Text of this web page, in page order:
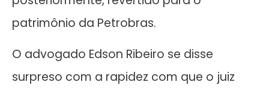
patrimônio da Petrobras.
O advogado Edson Ribeiro se disse
surpreso com a rapidez com que o juiz